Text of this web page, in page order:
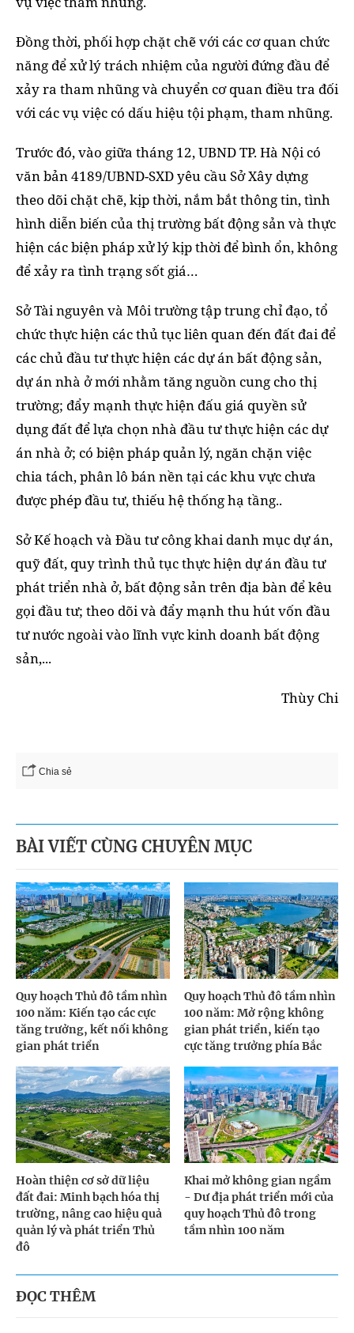
Đồng thời, phối hợp chặt chẽ với các cơ quan chức
năng để xử lý trách nhiệm của người đứng đầu để
xảy ra tham nhũng và chuyển cơ quan điều tra đối
với các vụ việc có dấu hiệu tội phạm, tham nhũng.
Trước đó, vào giữa tháng 12, UBND TP. Hà Nội có
văn bản 4189/UBND-SXD yêu cầu Sở Xây dựng
theo dõi chặt chẽ, kịp thời, nắm bắt thông tin, tình
hình diễn biến của thị trường bất động sản và thực
hiện các biện pháp xử lý kịp thời để bình ổn, không
để xảy ra tình trạng sốt giá…
Sở Tài nguyên và Môi trường tập trung chỉ đạo, tổ
chức thực hiện các thủ tục liên quan đến đất đai để
các chủ đầu tư thực hiện các dự án bất động sản,
dự án nhà ở mới nhằm tăng nguồn cung cho thị
trường; đẩy mạnh thực hiện đấu giá quyền sử
dụng đất để lựa chọn nhà đầu tư thực hiện các dự
án nhà ở; có biện pháp quản lý, ngăn chặn việc
chia tách, phân lô bán nền tại các khu vực chưa
được phép đầu tư, thiếu hệ thống hạ tầng..
Sở Kế hoạch và Đầu tư công khai danh mục dự án,
quỹ đất, quy trình thủ tục thực hiện dự án đầu tư
phát triển nhà ở, bất động sản trên địa bàn để kêu
gọi đầu tư; theo dõi và đẩy mạnh thu hút vốn đầu
tư nước ngoài vào lĩnh vực kinh doanh bất động
sản,...
Thùy Chi
Chia sẻ
BÀI VIẾT CÙNG CHUYÊN MỤC
Quy hoạch Thủ đô tầm nhìn
100 năm: Kiến tạo các cực
tăng trưởng, kết nối không
gian phát triển
Quy hoạch Thủ đô tầm nhìn
100 năm: Mở rộng không
gian phát triển, kiến tạo
cực tăng trưởng phía Bắc
Hoàn thiện cơ sở dữ liệu
đất đai: Minh bạch hóa thị
trường, nâng cao hiệu quả
quản lý và phát triển Thủ
đô
Khai mở không gian ngầm
- Dư địa phát triển mới của
quy hoạch Thủ đô trong
tầm nhìn 100 năm
ĐỌC THÊM